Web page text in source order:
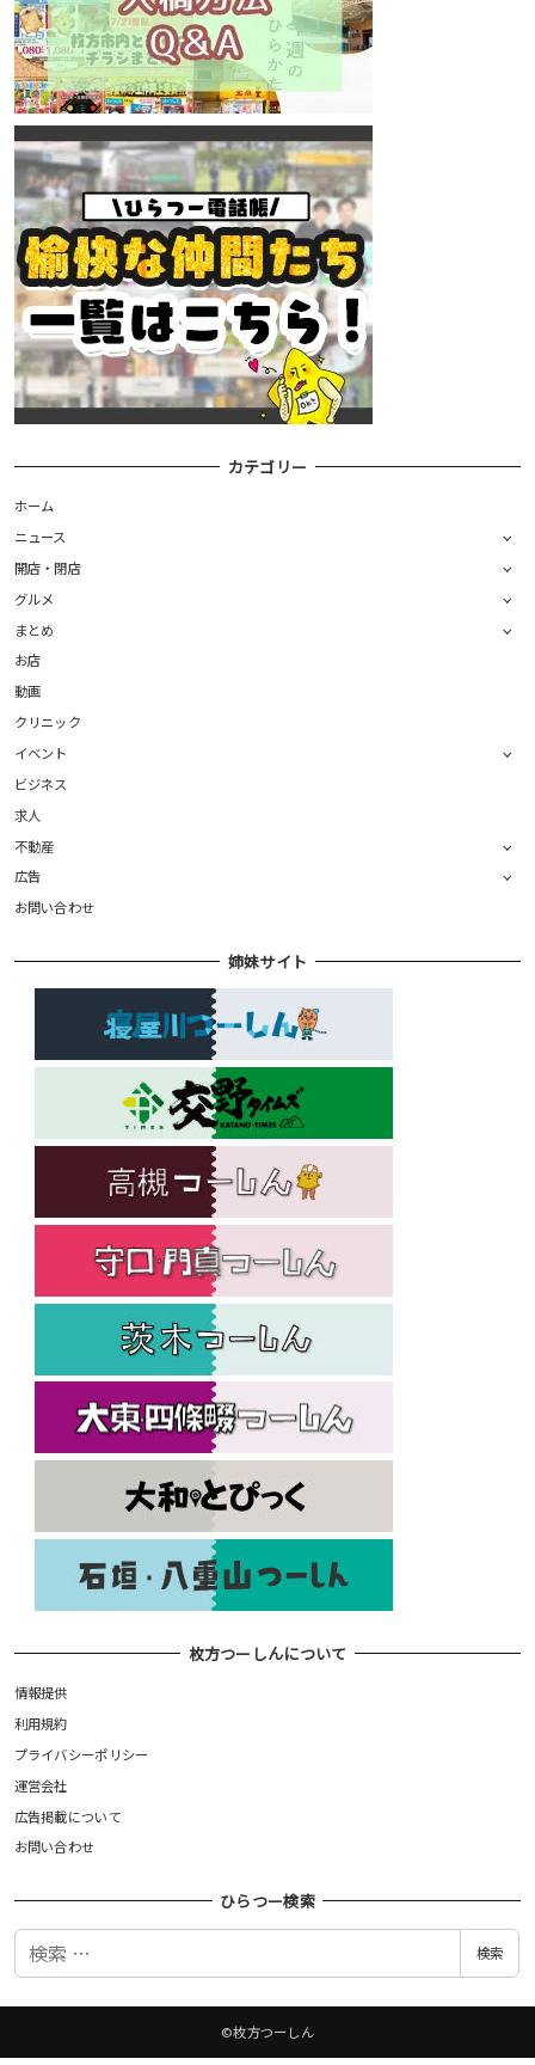
カテゴリー
ホーム
ニュース
開店・閉店
グルメ
まとめ
お店
動画
クリニック
イベント
ビジネス
求人
不動産
広告
お問い合わせ
姉妹サイト
枚方つーしんについて
情報提供
利用規約
プライバシーポリシー
運営会社
広告掲載について
お問い合わせ
ひらつー検索
検
検索
©枚方つーしん